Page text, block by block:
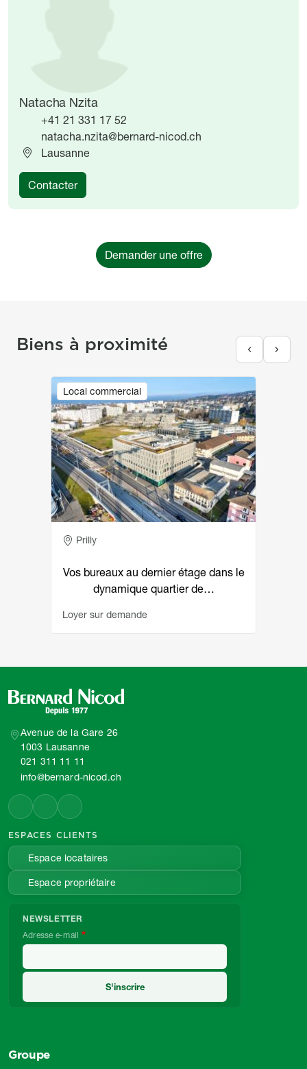
Natacha Nzita
+41 21 331 17 52
natacha.nzita@bernard-nicod.ch
Lausanne
Contacter
Demander une offre
Biens à proximité
Local commercial
Image
Adresse
Prilly
Vos bureaux au dernier étage dans le
dynamique quartier de…
Loyer sur demande
Avenue de la Gare 26
1003 Lausanne
021 311 11 11
info@bernard-nicod.ch
ESPACES CLIENTS
Espace locataires
Espace propriétaire
NEWSLETTER
Adresse e-mail
Groupe